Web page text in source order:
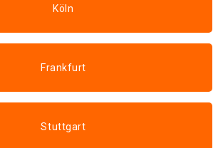
Köln
Frankfurt
Stuttgart